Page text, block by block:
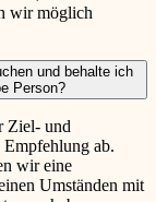
wir möglich
und behalte ich
Person?
Ziel- und
ab.
wir eine
Umständen mit